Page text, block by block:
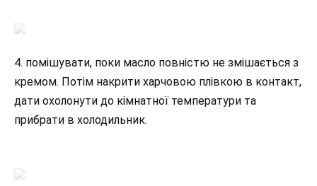
4. помішувати, поки масло повністю не змішається з
кремом. Потім накрити харчовою плівкою в контакт,
дати охолонути до кімнатної температури та
прибрати в холодильник.